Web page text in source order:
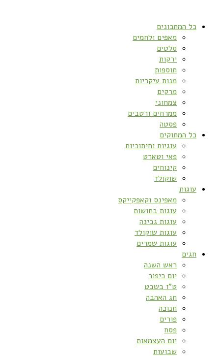
כל המתכונים
מאפים ולחמים
סלטים
ירקות
תוספות
מנות עיקריות
מרקים
צמחוני
ממרחים ורטבים
פסטה
כל המתוקים
עוגיות וחיתוכיות
פאי וטארט
קינוחים
שוקולד
עוגות
מאפינס וקאפקייקס
עוגות בחושות
עוגות גבינה
עוגות שוקולד
עוגות שמרים
חגים
ראש השנה
יום כיפור
ט”ו בשבט
חג האהבה
חנוכה
פורים
פסח
יום העצמאות
שבועות